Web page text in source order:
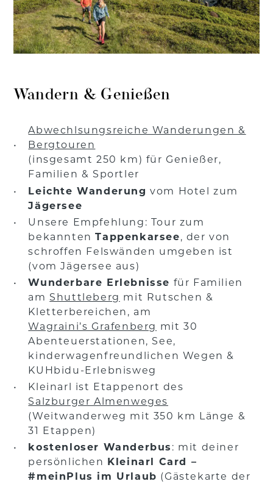
Wandern & Genießen
Abwechlsungsreiche Wanderungen &
Bergtouren
(insgesamt 250 km) für Genießer,
Familien & Sportler
Leichte Wanderung vom Hotel zum
Jägersee
Unsere Empfehlung: Tour zum
bekanntenTappenkarsee, der von
schroffen Felswänden umgeben ist
(vom Jägersee aus)
Wunderbare Erlebnisse für Familien
am Shuttleberg mit Rutschen &
Kletterbereichen, am
Wagraini’s Grafenberg mit 30
Abenteuerstationen, See,
kinderwagenfreundlichen Wegen &
KUHbidu-Erlebnisweg
Kleinarl ist Etappenort des
Salzburger Almenweges
(Weitwanderweg mit 350 km Länge &
31 Etappen)
kostenloser Wanderbus: mit deiner
persönlichen Kleinarl Card –
#meinPlus im Urlaub (Gästekarte der